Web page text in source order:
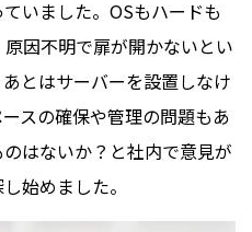
いました。OSもハードも
因不明で扉が開かないとい
とはサーバーを設置しなけ
スの確保や管理の問題もあ
はないか？と社内で意見が
始めました。